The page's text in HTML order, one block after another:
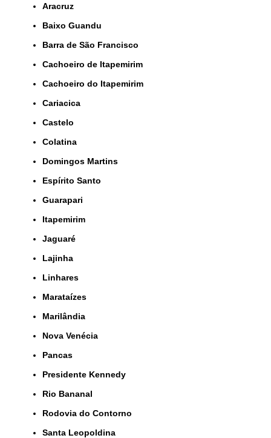
Aracruz
Baixo Guandu
Barra de São Francisco
Cachoeiro de Itapemirim
Cachoeiro do Itapemirim
Cariacica
Castelo
Colatina
Domingos Martins
Espírito Santo
Guarapari
Itapemirim
Jaguaré
Lajinha
Linhares
Marataízes
Marilândia
Nova Venécia
Pancas
Presidente Kennedy
Rio Bananal
Rodovia do Contorno
Santa Leopoldina